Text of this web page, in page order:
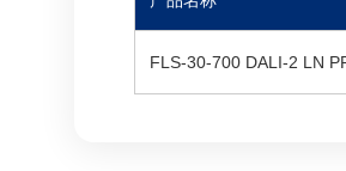
FLS-30-700 DALI-2 LN